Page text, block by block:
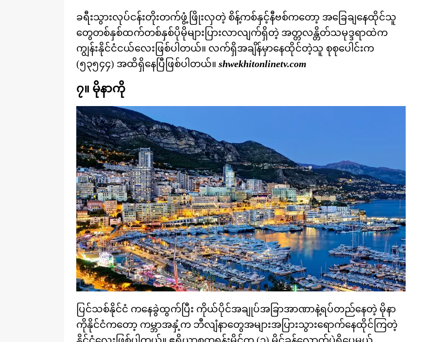
ခရီးသွားလုပ်ငန်းတိုးတက်ဖွံ့ဖြိုးလှတဲ့ စိန့်ကစ်နှင့်နီဗစ်ကတော့ အခြေချနေထိုင်သူ
တွေတစ်နှစ်ထက်တစ်နှစ်ပိုမိုများပြားလာလျက်ရှိတဲ့ အတ္တလန္တိတ်သမုဒ္ဒရာထဲက
ကျွန်းနိုင်ငံငယ်လေးဖြစ်ပါတယ်။ လက်ရှိအချိန်မှာနေထိုင်တဲ့သူ စုစုပေါင်းက
(၅၃၅၄၄) အထိရှိနေပြီဖြစ်ပါတယ်။ shwekhitonlinetv.com
၇။ မိုနာကို
ပြင်သစ်နိုင်ငံ ကနေခွဲထွက်ပြီး ကိုယ်ပိုင်အချုပ်အခြာအာဏာနဲ့ရပ်တည်နေတဲ့ မိုနာ
ကိုနိုင်ငံကတော့ ကမ္ဘာအနှံ့က ဘီလျံနာတွေအများအပြားသွားရောက်နေထိုင်ကြတဲ့